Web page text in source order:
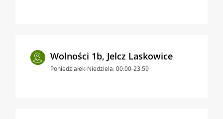
Wolności 1b, Jelcz Laskowice
Poniedziałek-Niedziela: 00:00-23:59